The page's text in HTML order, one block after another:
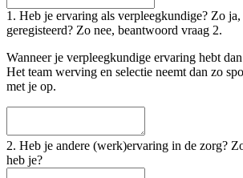
1. Heb je ervaring als verpleegkundige? Zo
geregisteerd? Zo nee, beantwoord vraag 2.
Wanneer je verpleegkundige ervaring hebt
Het team werving en selectie neemt dan zo
met je op.
2. Heb je andere (werk)ervaring in de zorg?
heb je?